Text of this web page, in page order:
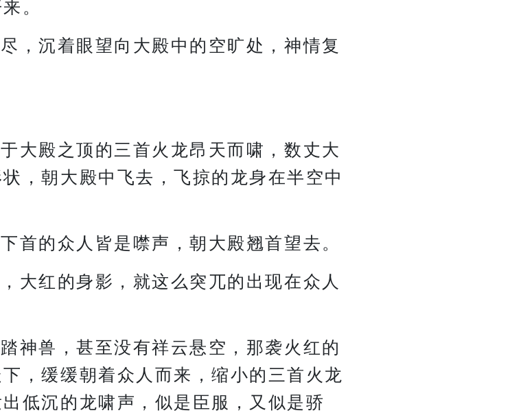
。
，沉着眼望向大殿中的空旷处，神情复
大殿之顶的三首火龙昂天而啸，数丈大
，朝大殿中飞去，飞掠的龙身在半空中
首的众人皆是噤声，朝大殿翘首望去。
大红的身影，就这么突兀的出现在众人
神兽，甚至没有祥云悬空，那袭火红的
，缓缓朝着众人而来，缩小的三首火龙
低沉的龙啸声，似是臣服，又似是骄